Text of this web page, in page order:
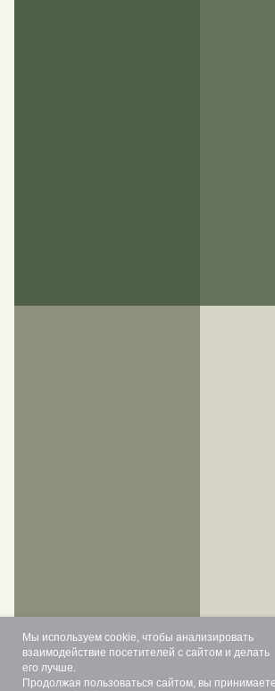
Мы используем cookie, чтобы анализировать
взаимодействие посетителей с сайтом и делать
его лучше.
Продолжая пользоваться сайтом, вы принимаете